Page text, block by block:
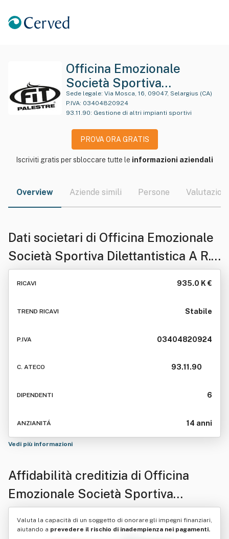
Officina Emozionale
Società Sportiva
Dilettantistica A R.l. Sigl A
Della Denominazione:
Officina Emozionale S.s.d.
A R.l.
Sede legale: Via Mosca, 16, 09047, Selargius (CA)
P.IVA: 03404820924
93.11.90: Gestione di altri impianti sportivi
PROVA ORA GRATIS
Iscriviti gratis per sbloccare tutte le informazioni aziendali
Overview Aziende simili Persone Valutazioni
Dati societari di Officina Emozionale
Società Sportiva Dilettantistica A R.l.
Sigl A Della Denominazione: Officina
RICAVI 935.0 K €
TREND RICAVI Stabile
P.IVA 03404820924
C. ATECO 93.11.90
DIPENDENTI 6
ANZIANITÁ 14 anni
Vedi più informazioni
Affidabilità creditizia di Officina
Emozionale Società Sportiva
Dilettantistica A R.l. Sigl A Della
Denominazione: Officina Emozionale
Valuta la capacità di un soggetto di onorare gli impegni finanziari,
aiutando a prevedere il rischio di inadempienza nei pagamenti.